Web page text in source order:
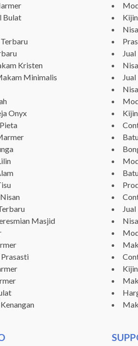
Bulat
Kristen
Minimalis
Onyx
Masjid
Prasasti